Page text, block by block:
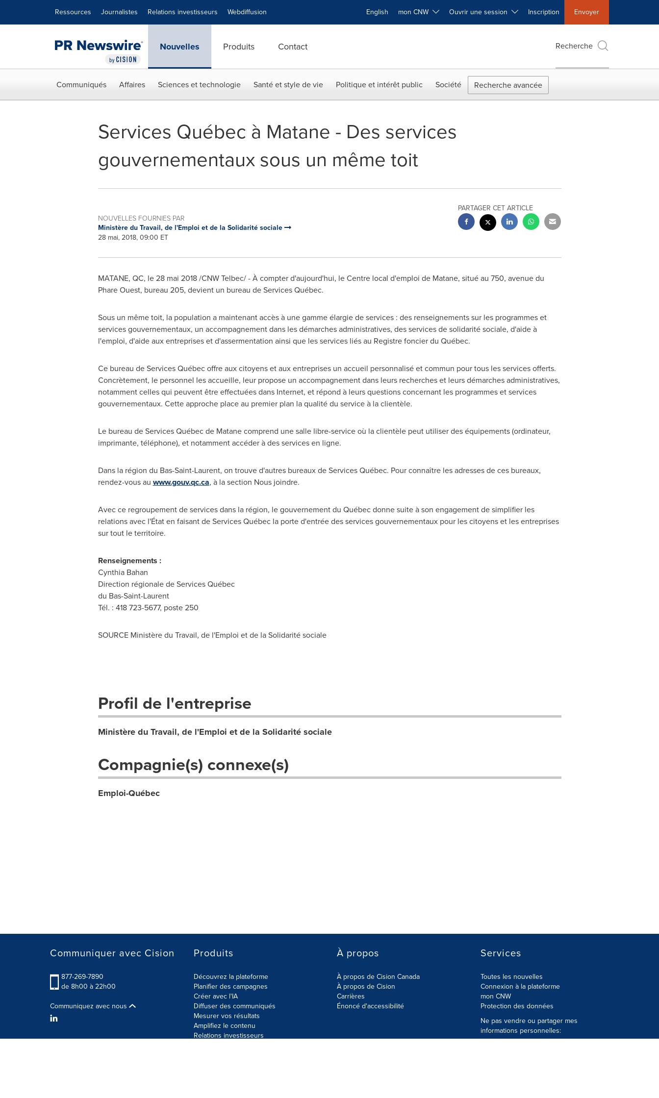
Ressources Journalistes Relations investisseurs Webdiffusion English mon CNW Ouvrir une session Inscription Envoyer
Nouvelles Produits Contact Recherche
Communiqués Affaires Sciences et technologie Santé et style de vie Politique et intérêt public Société Recherche avancée
Services Québec à Matane - Des services
gouvernementaux sous un même toit
NOUVELLES FOURNIES PAR
Ministère du Travail, de l'Emploi et de la Solidarité sociale
28 mai, 2018, 09:00 ET
PARTAGER CET ARTICLE
MATANE, QC, le 28 mai 2018 /CNW Telbec/ - À compter d'aujourd'hui, le Centre local d'emploi de Matane, situé au 750, avenue du
Phare Ouest, bureau 205, devient un bureau de Services Québec.
Sous un même toit, la population a maintenant accès à une gamme élargie de services : des renseignements sur les programmes et
services gouvernementaux, un accompagnement dans les démarches administratives, des services de solidarité sociale, d'aide à
l'emploi, d'aide aux entreprises et d'assermentation ainsi que les services liés au Registre foncier du Québec.
Ce bureau de Services Québec offre aux citoyens et aux entreprises un accueil personnalisé et commun pour tous les services offerts.
Concrètement, le personnel les accueille, leur propose un accompagnement dans leurs recherches et leurs démarches administratives,
notamment celles qui peuvent être effectuées dans Internet, et répond à leurs questions concernant les programmes et services
gouvernementaux. Cette approche place au premier plan la qualité du service à la clientèle.
Le bureau de Services Québec de Matanecomprend une salle libre-service où la clientèle peut utiliser des équipements (ordinateur,
imprimante, téléphone), et notamment accéder à des services en ligne.
Dans la région du Bas-Saint-Laurent, on trouve d'autres bureaux de Services Québec. Pour connaître les adresses de ces bureaux,
rendez-vous au www.gouv.qc.ca, à la section Nous joindre.
Avec ce regroupement de services dans la région, le gouvernement du Québec donne suite à son engagement de simplifier les
relations avec l'État en faisant de Services Québec la porte d'entrée des services gouvernementaux pour les citoyens et les entreprises
sur tout le territoire.
Renseignements :
Cynthia Bahan
Direction régionale de Services Québec
du Bas-Saint-Laurent
Tél. : 418 723-5677, poste 250
SOURCE Ministère du Travail, de l'Emploi et de la Solidarité sociale
Profil de l'entreprise
Ministère du Travail, de l'Emploi et de la Solidarité sociale
Compagnie(s) connexe(s)
Emploi-Québec
Communiquer avec Cision
877-269-7890
de 8h00 à 22h00
Communiquez avec nous
Produits
Découvrez la plateforme
Planifier des campagnes
Créer avec l'IA
Diffuser des communiqués
Mesurer vos résultats
Amplifiez le contenu
Relations investisseurs
À propos
À propos de Cision Canada
À propos de Cision
Carrières
Énoncé d'accessibilité
Services
Toutes les nouvelles
Connexion à la plateforme
mon CNW
Protection des données
Ne pas vendre ou partager mes
informations personnelles: